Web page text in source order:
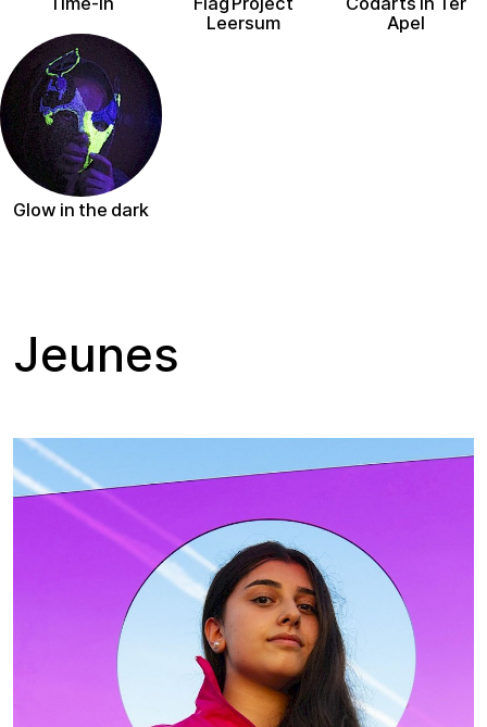
Leersum
Apel
Glow in the dark
Jeunes